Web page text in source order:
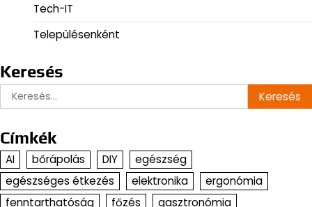
Tech-IT
Településenként
Keresés
Keresés:
Címkék
AI bőrápolás DIY
egészség
egészséges étkezés
elektronika
ergonómia
fenntarthatóság
főzés gasztronómia